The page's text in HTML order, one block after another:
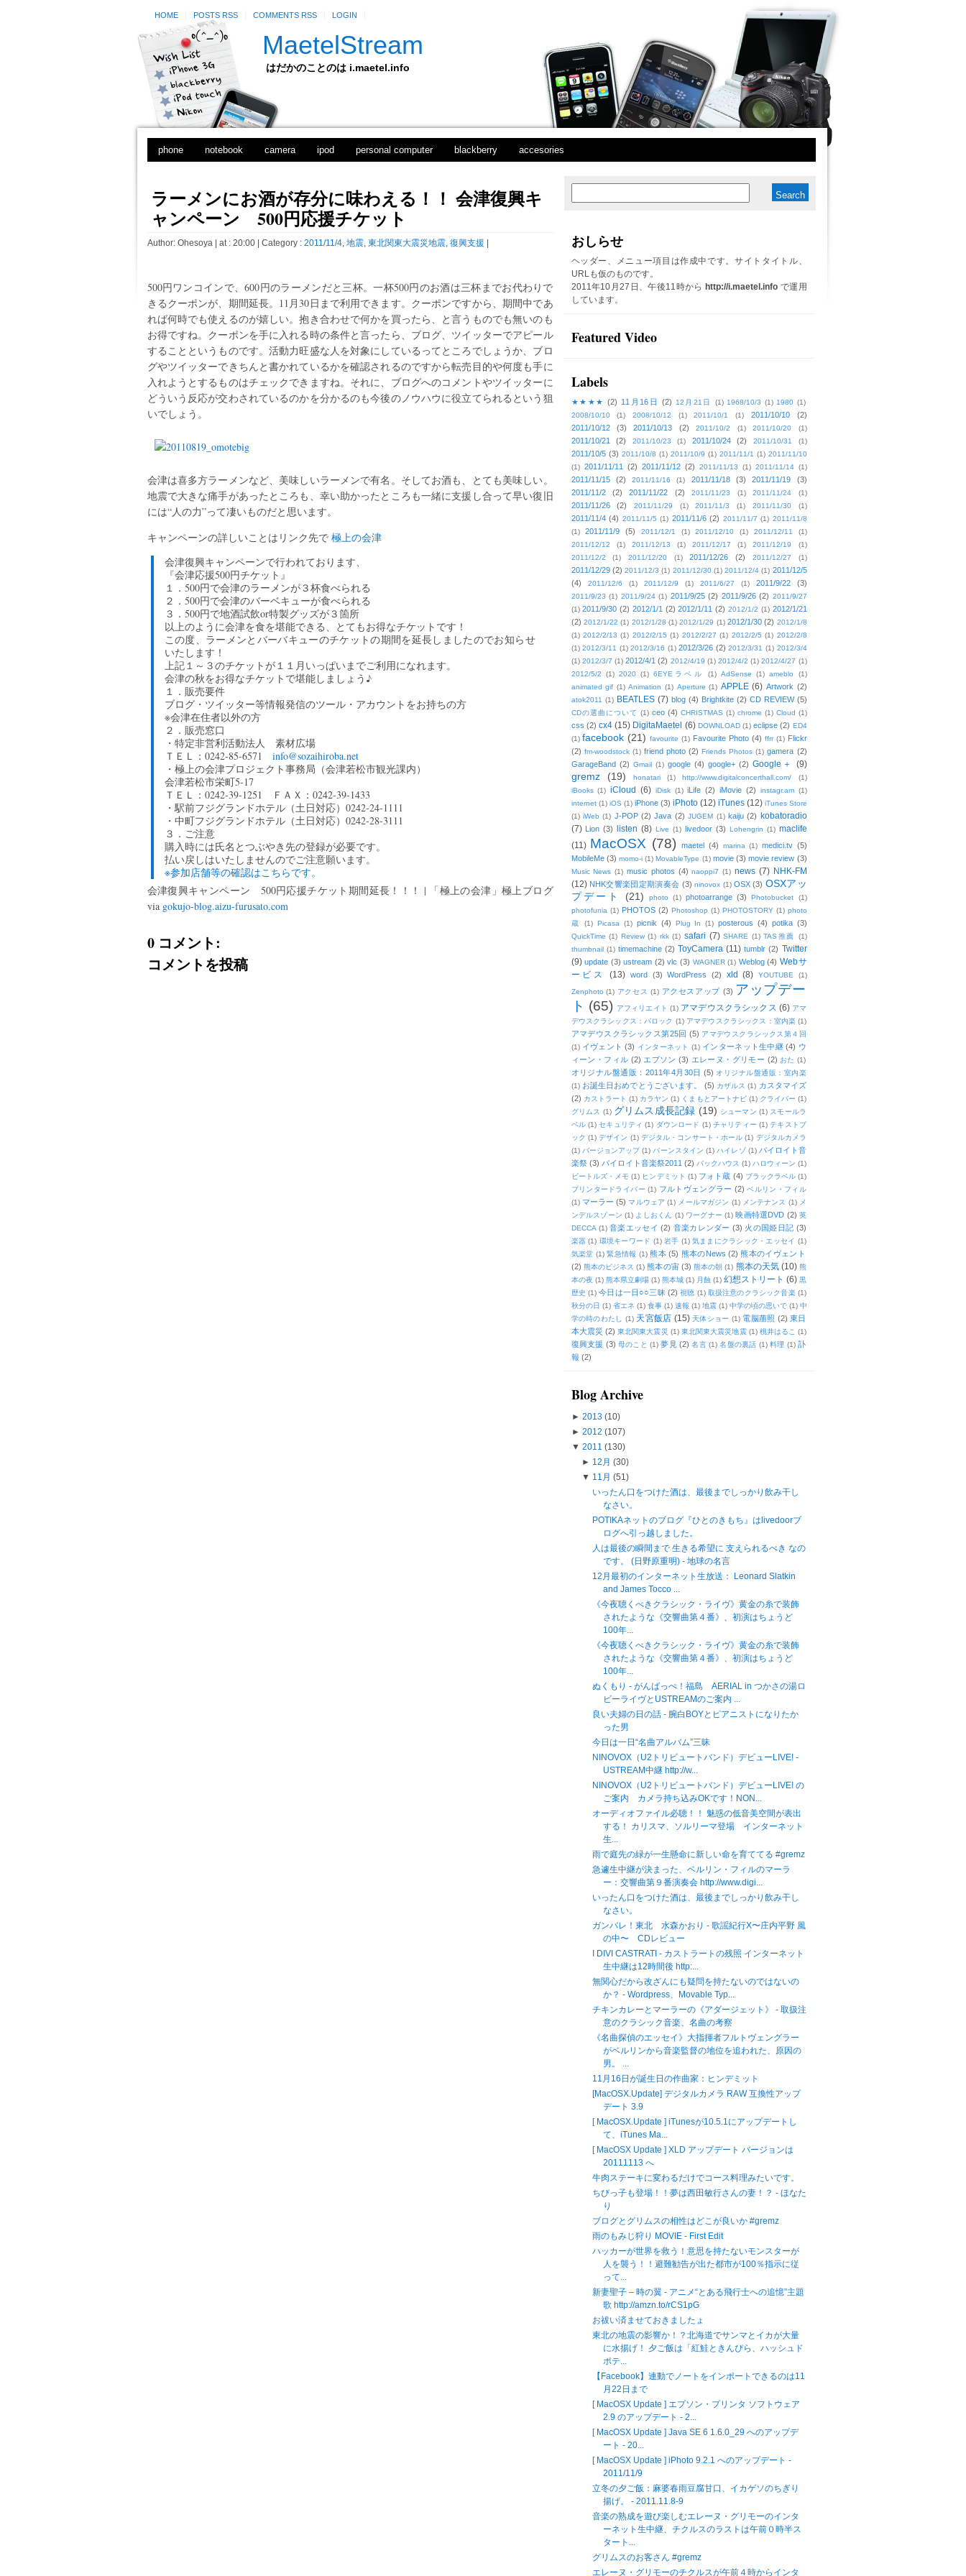
HOME POSTS RSS COMMENTS RSS LOGIN
MaetelStream
はだかのことのは i.maetel.info
phone notebook camera ipod personal computer blackberry accesories
ラーメンにお酒が存分に味わえる！！ 会津復興キ
ャンペーン 500円応援チケット
Author: Ohesoya| at : 20:00 | Category : 2011/11/4, 地震, 東北関東大震災地震, 復興支援
500円ワンコインで、600円のラーメンだと三杯。一杯500円のお酒は三杯までお代わりで
きるクーポンが、期間延長。11月30日まで利用できます。クーポンですから、期間中であ
れば何時でも使えるのが嬉しい。抱き合わせで何かを買ったら、と言うものでも無いのも
お得ですね。クーポンを手に入れる時の条件と言ったら、ブログ、ツイッターでアピール
することというものです。活動力旺盛な人を対象にしているってところでしょうか、ブロ
グやツイッターできちんと書かれているかを確認されるのですから転売目的や何度も手に
入れようとするものはチェックできますね。それに、ブログへのコメントやツイッターに
どういう反応が交わされているのかを分かるのも今後のノウハウに役立てられるという狙
いでしょう。
会津は喜多方ラーメンなど、美味しいラーメンで有名。そしてお酒も、とても美味しい。
地震で大きな痛手があったところも、幸い助かったところも一緒に支援し合って早い復旧
には“人の力”って凄いものだと思います。
キャンペーンの詳しいことはリンク先で 極上の会津
会津復興キャンペーンで行われております、
『会津応援500円チケット』
１．500円で会津のラーメンが３杯食べられる
２．500円で会津のバーベキューが食べられる
３．500円で地酒試飲or特製グッズが３箇所
以上のように会津を食を堪能できる、とてもお得なチケットです！
この度、ラーメンとバーバキューのチケットの期間を延長しましたのでお知らせ
いたします！
上記１～３のチケットが１１月いっぱいまでご利用になれます。
会津の秋をお得なチケットで堪能しましょう♪
１．販売要件
ブログ・ツイッター等情報発信のツール・アカウントをお持ちの方
※会津在住者以外の方
２．販売窓口
・特定非営利活動法人 素材広場
ＴＥＬ：0242-85-6571 info@sozaihiroba.net
・極上の会津プロジェクト事務局（会津若松市観光課内）
会津若松市栄町5-17
ＴＥＬ：0242-39-1251 ＦＡＸ：0242-39-1433
・駅前フジグランドホテル（土日対応）0242-24-1111
・中町フジグランドホテル（土日対応）0242-28-3111
３．ご注意
購入時には氏名とつぶやき先の登録が必要です。
払い戻しはいたしませんのでご注意願います。
※参加店舗等の確認はこちらです。
会津復興キャンペーン 500円応援チケット期間延長！！！ | 「極上の会津」極上ブログ
via gokujo-blog.aizu-furusato.com
0 コメント:
コメントを投稿
稿
おしらせ
ヘッダー、メニュー項目は作成中です。サイトタイトル、
URLも仮のものです。
2011年10月27日、午後11時から http://i.maetel.info で運用
しています。
Featured Video
Labels
★★★★ (2) 11月16日 (2) 12月21日 (1) 1968/10/3 (1) 1980 (1)
2008/10/10
(1) 2008/10/12 (1) 2011/10/1 (1) 2011/10/10
(2)
2011/10/12
(3) 2011/10/13 (2) 2011/10/2 (1) 2011/10/20 (1)
2011/10/21 (2) 2011/10/23 (1) 2011/10/24 (2) 2011/10/31 (1)
2011/10/5 (3) 2011/10/8 (1) 2011/10/9 (1) 2011/11/1 (1) 2011/11/10
(1) 2011/11/11 (2) 2011/11/12 (2) 2011/11/13 (1) 2011/11/14 (1)
2011/11/15 (2) 2011/11/16 (1) 2011/11/18 (3) 2011/11/19
(3)
2011/11/2
(2) 2011/11/22 (2) 2011/11/23 (1) 2011/11/24 (1)
2011/11/26 (2) 2011/11/29 (1) 2011/11/3 (1) 2011/11/30 (1)
2011/11/4 (4) 2011/11/5 (1) 2011/11/6 (2) 2011/11/7 (1) 2011/11/8
(1)
2011/11/9 (5) 2011/12/1 (1) 2011/12/10 (1) 2011/12/11
(1)
2011/12/12
(1) 2011/12/13 (1) 2011/12/17 (1) 2011/12/19
(1)
2011/12/2
(1) 2011/12/20 (1) 2011/12/26 (2) 2011/12/27 (1)
2011/12/29 (2) 2011/12/3 (1) 2011/12/30 (1) 2011/12/4 (1) 2011/12/5
(4)
2011/12/6 (1) 2011/12/9 (1) 2011/6/27 (1) 2011/9/22 (3)
2011/9/23 (1) 2011/9/24 (1) 2011/9/25 (2) 2011/9/26 (2) 2011/9/27
(1) 2011/9/30 (2) 2012/1/1 (2) 2012/1/11 (2) 2012/1/2 (1) 2012/1/21
(2) 2012/1/22 (1) 2012/1/28 (1) 2012/1/29 (1) 2012/1/30 (2) 2012/1/8
(1) 2012/2/13 (1) 2012/2/15 (1) 2012/2/27 (1) 2012/2/5 (1) 2012/2/8
(1) 2012/3/11 (1) 2012/3/16 (1) 2012/3/26 (2) 2012/3/31 (1) 2012/3/4
(1) 2012/3/7 (1) 2012/4/1 (2) 2012/4/19 (1) 2012/4/2 (1) 2012/4/27 (1)
2012/5/2
(1) 2020 (1) 6EYEラベル (1) AdSense (1) ameblo
(1)
animated gif (1) Animation (1) Aperture (1) APPLE (6) Artwork (2)
atok2011 (1) BEATLES (7) blog (4) Brightkite (2) CD REVIEW (5)
CDの選曲について (1) ceo (4) CHRISTMAS (1) chrome (1) Cloud (1)
css (2) cx4 (15) DigitaMaetel (6) DOWNLOAD (1) eclipse (2) ED4
(1) facebook (21) favourite (1) Favourite Photo (4) ffrr (1) Flickr
(2) fm-woodstock (1) friend photo (2) Friends Photos (1) gamera (2)
GarageBand (2) Gmail (1) google (4) google+ (2) Google＋ (9)
gremz (19) honatari (1) http://www.digitalconcerthall.com/
(1)
iBooks (1) iCloud (6) iDisk (1) iLife (2) iMovie (2) instagr.am (1)
internet (1) iOS (1) iPhone (3) iPhoto (12) iTunes (12) iTunes Store
(1) iWeb (1) J-POP (2) Java (2) JUGEM (1) kaiju (2)
kobatoradio
(7) Lion (3) listen (8) Live (1) livedoor (3) Lohengrin (1) maclife
(11) MacOSX (78) maetel (4) marina (1) medici.tv (5)
MobileMe (3) momo-i (1) MovableType (1) movie (3) movie review (3)
Music News (1) music photos (4) naoppi7 (1) news (7) NHK-FM
(12) NHK交響楽団定期演奏会 (3) ninovox (1) OSX (3) OSXアッ
プデート
(21) photo (1) photoarrange (3) Photobucket
(1)
photofunia (1) PHOTOS (2) Photoshop (1) PHOTOSTORY (1) photo
蔵
(1) Picasa (1) picnik (4) Plug In (1) posterous (4) potika (3)
QuickTime (1) Review (1) rkk (1) safari (7) SHARE (1) TAS推薦
(1)
thumbnail (1) timemachine (2) ToyCamera (11) tumblr (2) Twitter
(9) update (3) ustream (2) vlc (3) WAGNER (1) Weblog (4) Webサ
ービス
(13) word (3) WordPress (2) xld (8) YOUTUBE (1)
Zenphoto (1) アクセス (1) アクセスアップ (3) アップデー
ト (65) アフィリエイト (1) アマデウスクラシックス (6) アマ
デウスクラシックス：バロック (1) アマデウスクラシックス：室内楽 (1)
アマデウスクラシックス第25回 (5) アマデウスクラシックス第４回
(1) イヴェント (3) インターネット (1) インターネット生中継 (4) ウ
ィーン・フィル (2) エプソン (3) エレーヌ・グリモー (2) おた (1)
オリジナル盤通販：2011年4月30日 (5) オリジナル盤通販：室内楽
(1) お誕生日おめでとうございます。 (5) カザルス (1) カスタマイズ
(2) カストラート (1) カラヤン (1) くまもとアートナビ (1) クライバー (1)
グリムス (1) グリムス成長記録 (19) シューマン (1) スモールラ
ベル (1) セキュリティ (1) ダウンロード (1) チャリティー (1) テキストブ
ック (1) デザイン (1) デジタル・コンサート・ホール (1) デジタルカメラ
(1) バージョンアップ (1) バーンスタイン (1) ハイレゾ (1) バイロイト音
楽祭 (3) バイロイト音楽祭2011 (2) バックハウス (1) ハロウィーン (1)
ビートルズ・メモ (1) ヒンデミット (1) フォト蔵 (4) ブラックラベル (1)
プリンタードライバー (1) フルトヴェングラー (2) ベルリン・フィル
(1) マーラー (5) マルウェア (1) メールマガジン (1) メンテナンス (1) メ
ンデルスゾーン (1) よしおくん (1) ワーグナー (1) 映画特選DVD (2) 英
DECCA (1) 音楽エッセイ (2) 音楽カレンダー (3) 火の国姫日記 (3)
楽器 (1) 環境キーワード (1) 岩手 (1) 気ままにクラシック・エッセイ (1)
気楽堂 (1) 緊急情報 (1) 熊本 (5) 熊本のNews (2) 熊本のイヴェント
(2) 熊本のビジネス (1) 熊本の宙 (3) 熊本の朝 (1) 熊本の天気 (10) 熊
本の夜 (1) 熊本県立劇場 (1) 熊本城 (1) 月蝕 (1) 幻想ストリート (6) 黒
歴史 (1) 今日は一日○○三昧 (2) 視聴 (1) 取扱注意のクラシック音楽 (1)
秋分の日 (1) 省エネ (1) 食事 (1) 速報 (1) 地震 (1) 中学の頃の思いで (1) 中
学の時のわたし
(1) 天宮飯店 (15) 天体ショー (1) 電脳萠照 (2) 東日
本大震災 (2) 東北関東大震災 (1) 東北関東大震災地震 (1) 桃井はるこ (1)
復興支援 (3) 母のこと (1) 夢見 (2) 名言 (1) 名盤の裏話 (1) 料理 (1) 訃
報 (2)
Blog Archive
► 2013 (10)
► 2012 (107)
▼ 2011 (130)
► 12月 (30)
▼ 11月 (51)
いったん口をつけた酒は、最後までしっかり飲み干し
なさい。
POTIKAネットのブログ『ひとのきもち』はlivedoorブ
ログへ引っ越しました。
人は最後の瞬間まで 生きる希望に 支えられるべき なの
です。 (日野原重明) - 地球の名言
12月最初のインターネット生放送： Leonard Slatkin
and James Tocco ...
《今夜聴くべきクラシック・ライヴ》黄金の糸で装飾
されたような《交響曲第４番》、初演はちょうど
100年...
《今夜聴くべきクラシック・ライヴ》黄金の糸で装飾
されたような《交響曲第４番》、初演はちょうど
100年...
ぬくもり - がんばっぺ！福島 AERIAL in つかさの湯ロ
ビーライヴとUSTREAMのご案内 ...
良い夫婦の日の話 - 腕白BOYとピアニストになりたか
った男
今日は一日“名曲アルバム”三昧
NINOVOX（U2トリビュートバンド）デビューLIVE! -
USTREAM中継 http://w...
NINOVOX（U2トリビュートバンド）デビューLIVE! の
ご案内 カメラ持ち込みOKです！NON...
オーディオファイル必聴！！ 魅惑の低音美空間が表出
する！ カリスマ、ソルリーマ登場 インターネット
生...
雨で庭先の緑が一生懸命に新しい命を育ててる #gremz
急遽生中継が決まった、ベルリン・フィルのマーラ
ー：交響曲第９番演奏会 http://www.digi...
いったん口をつけた酒は、最後までしっかり飲み干し
なさい。
ガンバレ！東北 水森かおり - 歌謡紀行X〜庄内平野 風
の中〜 CDレビュー
I DIVI CASTRATI - カストラートの残照 インターネット
生中継は12時間後 http:...
無関心だから改ざんにも疑問を持たないのではないの
か？ - Wordpress、Movable Typ...
チキンカレーとマーラーの《アダージェット》 - 取扱注
意のクラシック音楽、名曲の考察
《名曲探偵のエッセイ》大指揮者フルトヴェングラー
がベルリンから音楽監督の地位を追われた、原因の
男。 ...
11月16日が誕生日の作曲家：ヒンデミット
[MacOSX.Update] デジタルカメラ RAW 互換性アップ
デート 3.9
[ MacOSX.Update ] iTunesが10.5.1にアップデートし
て、iTunes Ma...
[ MacOSX Update ] XLD アップデート バージョンは
20111113 へ
牛肉ステーキに変わるだけでコース料理みたいです。
ちびっ子も登場！！夢は西田敏行さんの妻！？ - ほなた
り
ブログとグリムスの相性はどこが良いか #gremz
雨のもみじ狩り MOVIE - First Edit
ハッカーが世界を救う！意思を持たないモンスターが
人を襲う！！避難勧告が出た都市が100％指示に従
って...
新妻聖子 – 時の翼 - アニメ“とある飛行士への追憶”主題
歌 http://amzn.to/rCS1pG
お祓い済ませておきましたょ
東北の地震の影響か！？北海道でサンマとイカが大量
に水揚げ！ 夕ご飯は「紅鮭ときんぴら、ハッシュド
ポテ...
【Facebook】連動でノートをインポートできるのは11
月22日まで
[ MacOSX Update ] エプソン・プリンタ ソフトウェア
2.9 のアップデート - 2...
[ MacOSX Update ] Java SE 6 1.6.0_29 へのアップデ
ート - 20...
[ MacOSX Update ] iPhoto 9.2.1 へのアップデート -
2011/11/9
立冬の夕ご飯：麻婆春雨豆腐甘口、イカゲソのちぎり
揚げ。 - 2011.11.8-9
音楽の熟成を遊び楽しむエレーヌ・グリモーのインタ
ーネット生中継、チクルスのラストは午前０時半ス
タート...
グリムスのお客さん #gremz
エレーヌ・グリモーのチクルスが午前４時からインタ